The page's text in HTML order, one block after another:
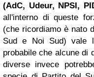
(AdC, Udeur, NPSI,
all'interno di queste
(che ricordiamo è nato
Sud e Noi Sud) vale
probabile che alcune di
diverse invece